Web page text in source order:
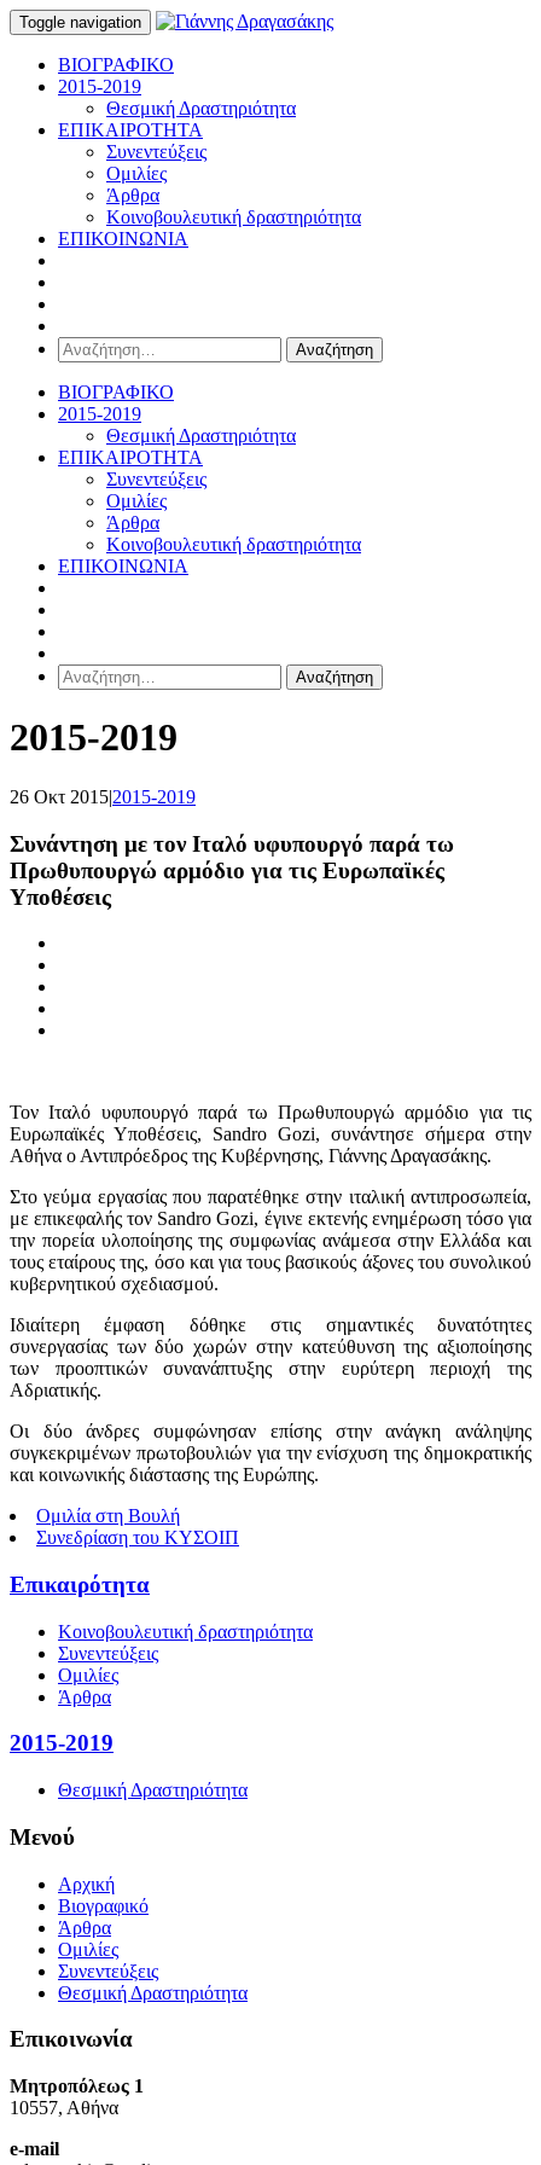
Toggle navigation
ΒΙΟΓΡΑΦΙΚΟ
2015-2019
Θεσμική Δραστηριότητα
ΕΠΙΚΑΙΡΟΤΗΤΑ
Συνεντεύξεις
Ομιλίες
Άρθρα
Κοινοβουλευτική δραστηριότητα
ΕΠΙΚΟΙΝΩΝΙΑ
Αναζήτηση
για:
ΒΙΟΓΡΑΦΙΚΟ
2015-2019
Θεσμική Δραστηριότητα
ΕΠΙΚΑΙΡΟΤΗΤΑ
Συνεντεύξεις
Ομιλίες
Άρθρα
Κοινοβουλευτική δραστηριότητα
ΕΠΙΚΟΙΝΩΝΙΑ
Αναζήτηση
για:
2015-2019
26 Οκτ 2015|2015-2019
Συνάντηση με τον Ιταλό υφυπουργό παρά τω
Πρωθυπουργώ αρμόδιο για τις Ευρωπαϊκές
Υποθέσεις
Τον Ιταλό υφυπουργό παρά τω Πρωθυπουργώ αρμόδιο για τις
Ευρωπαϊκές Υποθέσεις, Sandro Gozi, συνάντησε σήμερα στην
Αθήνα ο Αντιπρόεδρος της Κυβέρνησης, Γιάννης Δραγασάκης.
Στο γεύμα εργασίας που παρατέθηκε στην ιταλική αντιπροσωπεία,
με επικεφαλής τον Sandro Gozi, έγινε εκτενής ενημέρωση τόσο για
την πορεία υλοποίησης της συμφωνίας ανάμεσα στην Ελλάδα και
τους εταίρους της, όσο και για τους βασικούς άξονες του συνολικού
κυβερνητικού σχεδιασμού.
Ιδιαίτερη έμφαση δόθηκε στις σημαντικές δυνατότητες
συνεργασίας των δύο χωρών στην κατεύθυνση της αξιοποίησης
των προοπτικών συνανάπτυξης στην ευρύτερη περιοχή της
Αδριατικής.
Οι δύο άνδρες συμφώνησαν επίσης στην ανάγκη ανάληψης
συγκεκριμένων πρωτοβουλιών για την ενίσχυση της δημοκρατικής
και κοινωνικής διάστασης της Ευρώπης.
Ομιλία στη Βουλή
Συνεδρίαση του ΚΥΣΟΙΠ
Επικαιρότητα
Κοινοβουλευτική δραστηριότητα
Συνεντεύξεις
Ομιλίες
Άρθρα
2015-2019
Θεσμική Δραστηριότητα
Μενού
Αρχική
Βιογραφικό
Άρθρα
Ομιλίες
Συνεντεύξεις
Θεσμική Δραστηριότητα
Επικοινωνία
Μητροπόλεως 1
10557, Αθήνα
e-mail